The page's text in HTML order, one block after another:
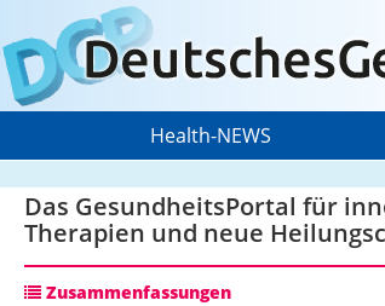
Health-NEWS
Das GesundheitsPortal für
Therapien und neue
Zusammenfassungen